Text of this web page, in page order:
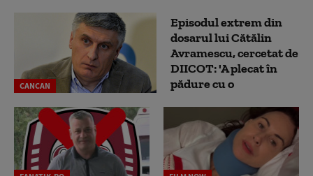
CANCAN
Episodul extrem din
dosarul lui Cătălin
Avramescu, cercetat de
DIICOT: 'A plecat în
pădure cu o